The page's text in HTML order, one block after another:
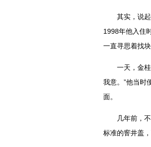
其实，说起
1998年他入住
一直寻思着找
一天，金桂昌
我意。”他当时
面。
几年前，不
标准的窨井盖